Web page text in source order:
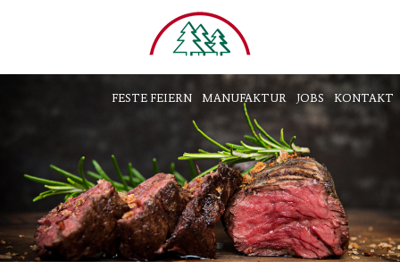
FESTE FEIERN MANUFAKTUR JOBS KONTAKT